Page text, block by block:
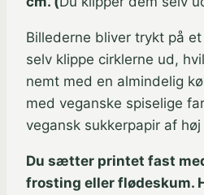
Billederne bliver trykt på
selv klippe cirklerne ud,
nemt med en almindelig
med veganske spiselige
vegansk sukkerpapir af
Du sætter printet fast
frosting eller flødeskum.